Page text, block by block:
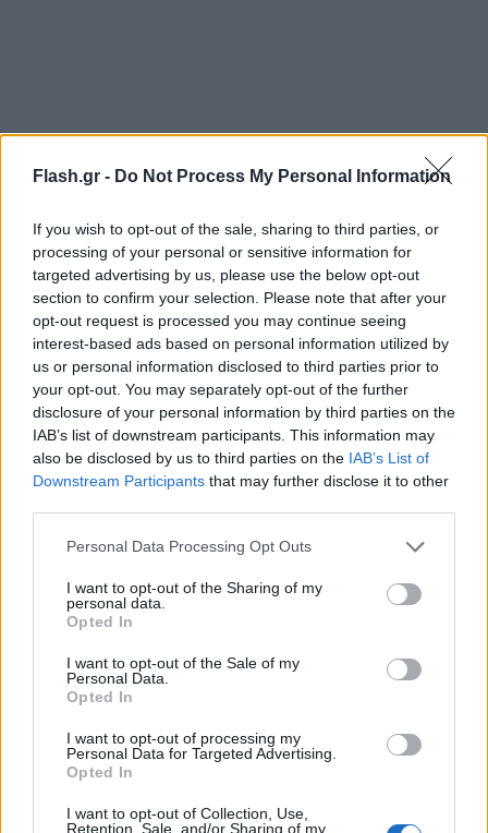
Flash.gr - Do Not Process My Personal Information
If you wish to opt-out of the sale, sharing to third parties, or
processing of your personal or sensitive information for
targeted advertising by us, please use the below opt-out
section to confirm your selection. Please note that after your
opt-out request is processed you may continue seeing
interest-based ads based on personal information utilized by
us or personal information disclosed to third parties prior to
your opt-out. You may separately opt-out of the further
disclosure of your personal information by third parties on the
IAB’s list of downstream participants. This information may
also be disclosed by us to third parties on the IAB’s List of
Downstream Participants that may further disclose it to other
Please note that this website/app uses one or more Google
not limited to your visit or usage behaviour. You may click to
grant or deny consent to Google and its third-party tags to
use your data for below specified purposes in below Google
consent section.
Personal Data Processing Opt Outs
I want to opt-out of the Sharing of my
personal data.
Opted In
I want to opt-out of the Sale of my
Personal Data.
Opted In
I want to opt-out of processing my
Personal Data for Targeted Advertising.
Opted In
I want to opt-out of Collection, Use,
Retention, Sale, and/or Sharing of my
Στο ίδιο δημοσίευμα αναφέρονται τα εξής: «Για
τους Έλληνες, οι οποίοι ήλπιζαν ότι θα
αναπολούσαν τους “ονειρεμένους αγώνες” με
υπερηφάνεια, το αρχιτεκτονικό ορόσημο του
Santiago Calatrava τα έλεγε όλα. Μια κατασκευή
που αφενός αψήφησε τους σκεπτικιστές που
αμφισβητούσαν την ικανότητά τους να
φιλοξενήσουν το μεγαλύτερο σόου της Γης και
αυτοπεποίθησης.
»Αυτή την εβδομάδα, σχεδόν 20 χρόνια αργότερα,
το μεσογειακό έθνος ήρθε αντιμέτωπο με μια πολύ
κυβέρνηση ανακοίνωσε ότι το στάδιο των 70.000
θέσεων θα κλείσει “επ’ αόριστον” λόγω ανησυχιών
για την ασφάλεια του χαλύβδινου στεγάστρου του